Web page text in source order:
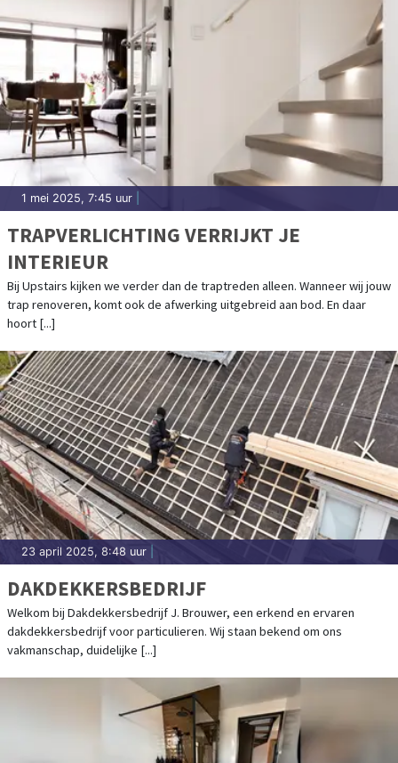
1 mei 2025, 7:45 uur
TRAPVERLICHTING VERRIJKT JE
INTERIEUR
Bij Upstairs kijken we verder dan de traptreden alleen. Wanneer wij jouw
trap renoveren, komt ook de afwerking uitgebreid aan bod. En daar
hoort [...]
23 april 2025, 8:48 uur
DAKDEKKERSBEDRIJF
Welkom bij Dakdekkersbedrijf J. Brouwer, een erkend en ervaren
dakdekkersbedrijf voor particulieren. Wij staan bekend om ons
vakmanschap, duidelijke [...]